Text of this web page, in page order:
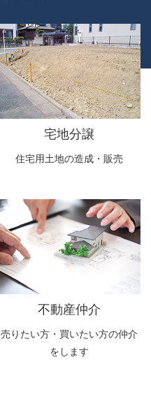
宅地分譲
住宅用土地の造成・販売
不動産仲介
売りたい方・買いたい方の仲介
をします